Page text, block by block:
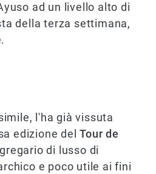
ad un livello alto di
della terza settimana,
l'ha già vissuta
edizione delTour de
di lusso di
e poco utile ai fini